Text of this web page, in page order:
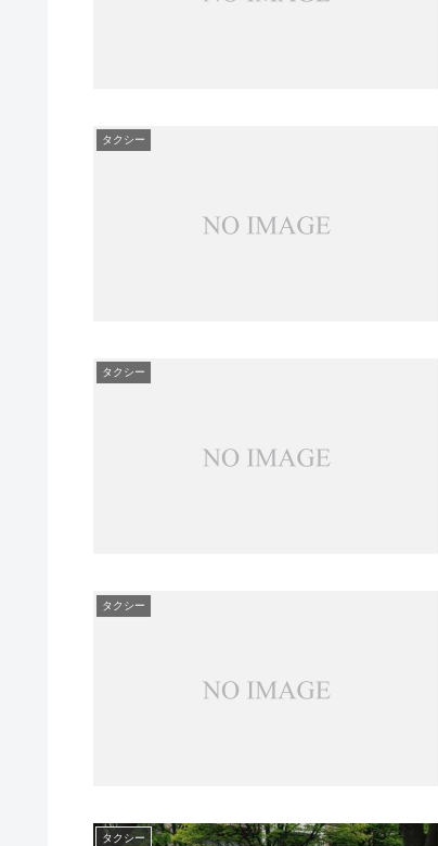
タクシー
タクシー
タクシー
タクシー